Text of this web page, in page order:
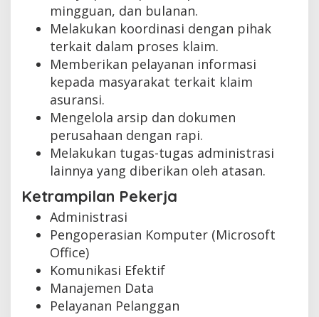
mingguan, dan bulanan.
Melakukan koordinasi dengan pihak
terkait dalam proses klaim.
Memberikan pelayanan informasi
kepada masyarakat terkait klaim
asuransi.
Mengelola arsip dan dokumen
perusahaan dengan rapi.
Melakukan tugas-tugas administrasi
lainnya yang diberikan oleh atasan.
Ketrampilan Pekerja
Administrasi
Pengoperasian Komputer (Microsoft
Office)
Komunikasi Efektif
Manajemen Data
Pelayanan Pelanggan